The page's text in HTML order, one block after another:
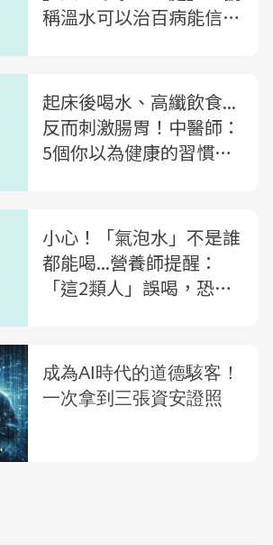
稱溫水可以治百病能信
起床後喝水、高纖飲食...
反而刺激腸胃！中醫師：
5個你以為健康的習慣，
小心！「氣泡水」不是誰
都能喝...營養師提醒：
「這2類人」誤喝，恐造